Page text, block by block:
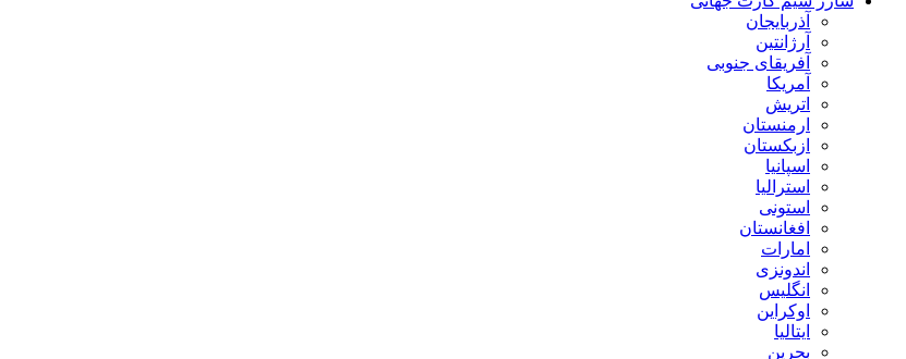
آذربایجان
آرژانتین
آفریقای جنوبی
آمریکا
اتریش
ارمنستان
ازبکستان
اسپانیا
استرالیا
استونی
افغانستان
امارات
اندونزی
انگلیس
اوکراین
ایتالیا
بحرین